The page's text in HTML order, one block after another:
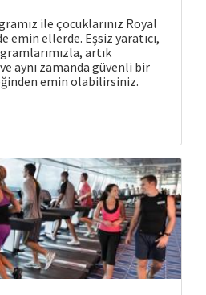
ile çocuklarınız Royal
emin ellerde. Eşsiz yaratıcı,
artık
aynı zamanda güvenli bir
emin olabilirsiniz.